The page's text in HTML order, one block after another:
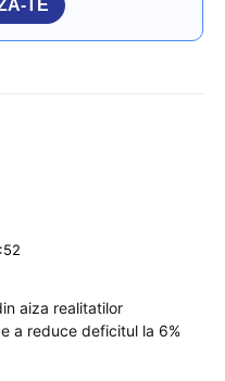
TE
aiza realitatilor
a reduce deficitul la 6%